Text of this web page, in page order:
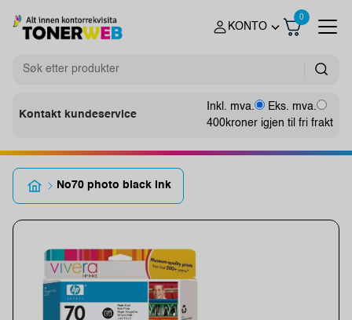
KONTO
0
Kontakt kundeservice
Inkl. mva.
Eks. mva.
400kroner igjen til fri frakt
No70 photo black ink